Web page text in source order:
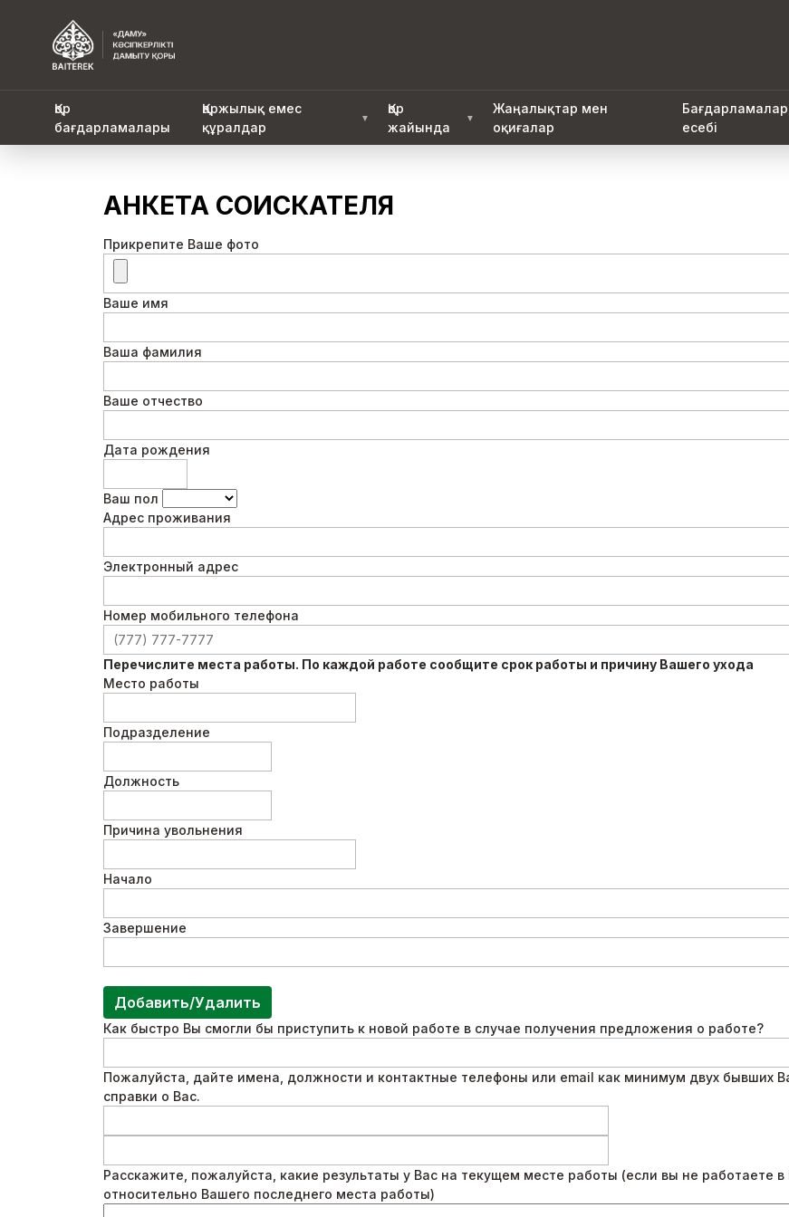
Қор
бағдарламалары
Қаржылық емес
құралдар
▼
Қор
жайында
▼
Жаңалықтар мен
оқиғалар
есебі
АНКЕТА СОИСКАТЕЛЯ
Прикрепите Ваше фото
Ваше имя
Ваша фамилия
Ваше отчество
Дата рождения
Ваш пол
Адрес проживания
Электронный адрес
Номер мобильного телефона
Перечислите места работы. По каждой работе сообщите срок работы и причину Вашего ухода
Место работы
Подразделение
Должность
Причина увольнения
Начало
Завершение
Добавить/Удалить
Как быстро Вы смогли бы приступить к новой работе в случае получения предложения о работе?
Пожалуйста, дайте имена, должности и контактные телефоны или email как минимум двух бывших
справки о Вас.
Расскажите, пожалуйста, какие результаты у Вас на текущем месте работы (если вы не работаете
относительно Вашего последнего места работы)